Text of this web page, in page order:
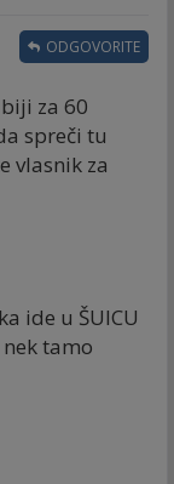
za 60
spreči tu
vlasnik za
ODGOVORITE
ide u ŠUICU
tamo